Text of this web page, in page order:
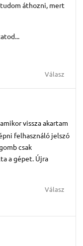
áthozni, mert
Válasz
vissza akartam
felhasználó jelszó
csak
a gépet. Újra
Válasz